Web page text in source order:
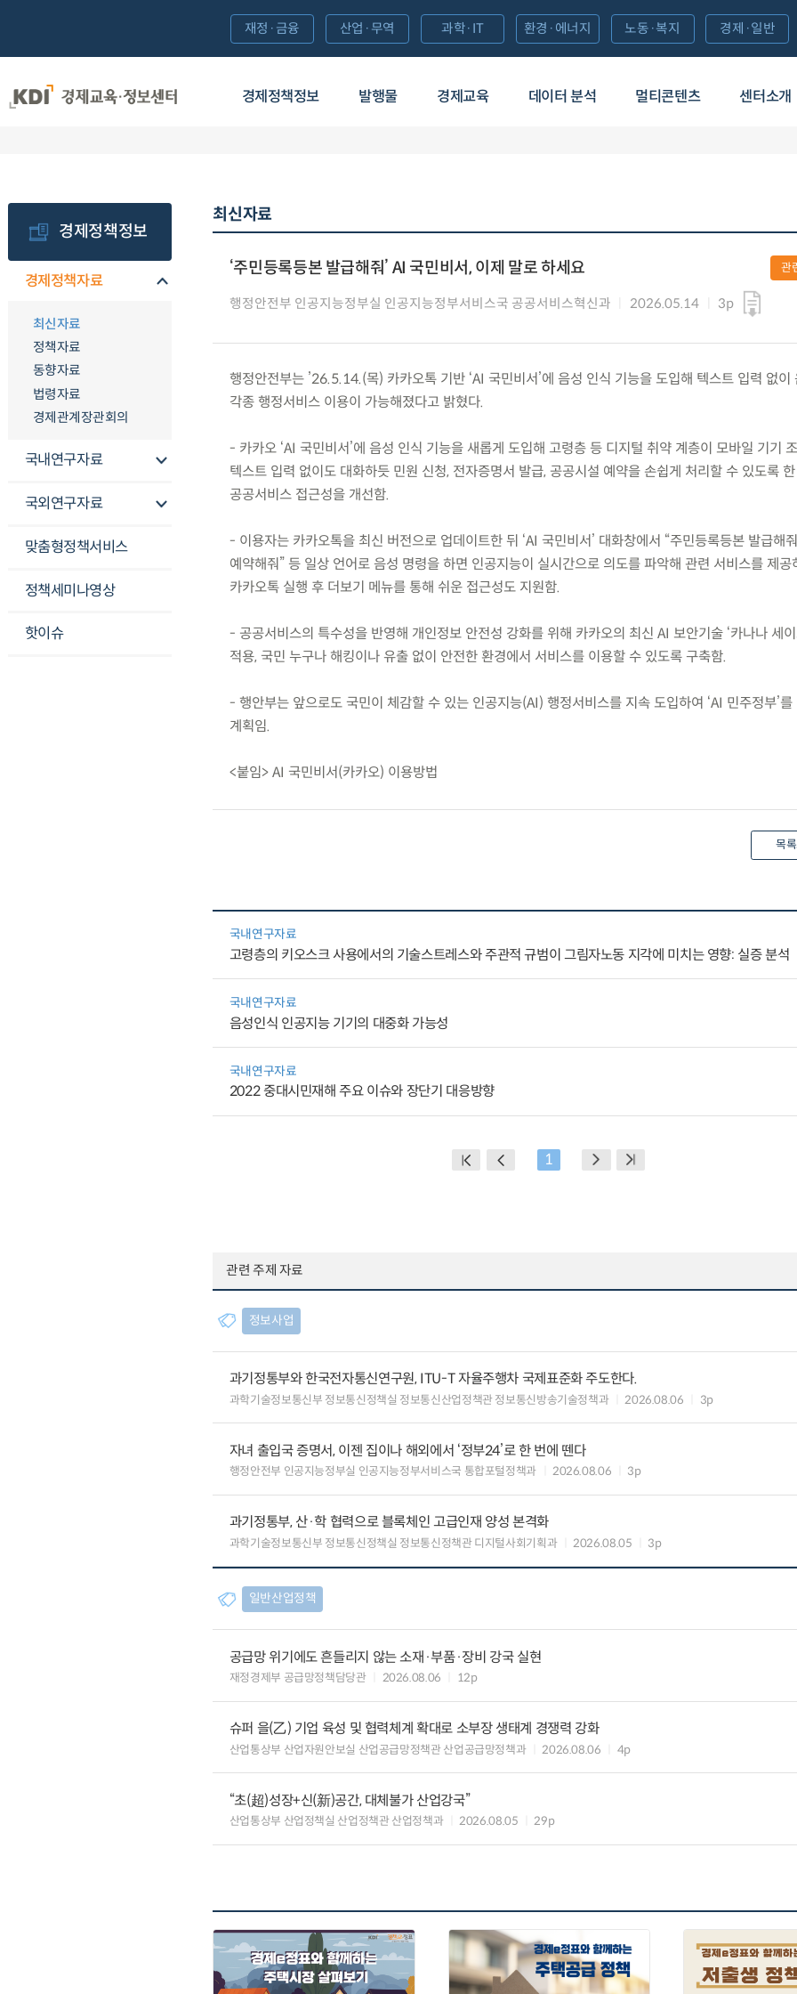
경제정책정보 발행물 경제교육 데이터 분석 멀티콘텐츠 센터소개
재정·금융 산업·무역 과학·IT 환경·에너지 노동·복지 경제·일반
경제정책정보
경제정책자료
최신자료
정책자료
동향자료
법령자료
경제관계장관회의
국내연구자료
국외연구자료
맞춤형정책서비스
정책세미나영상
핫이슈
최신자료
‘주민등록등본 발급해줘’ AI 국민비서, 이제 말로 하세요
행정안전부 인공지능정부실 인공지능정부서비스국 공공서비스혁신과 2026.05.14 3p
관
행정안전부는 ’26.5.14.(목) 카카오톡 기반 ‘AI 국민비서’에 음성 인식 기능을 도입해 텍스트 입력 없이
각종 행정서비스 이용이 가능해졌다고 밝혔다.
- 카카오 ‘AI 국민비서’에 음성 인식 기능을 새롭게 도입해 고령층 등 디지털 취약 계층이 모바일 기기
텍스트 입력 없이도 대화하듯 민원 신청, 전자증명서 발급, 공공시설 예약을 손쉽게 처리할 수 있도록
공공서비스 접근성을 개선함.
- 이용자는 카카오톡을 최신 버전으로 업데이트한 뒤 ‘AI 국민비서’ 대화창에서 “주민등록등본 발급해
예약해줘” 등 일상 언어로 음성 명령을 하면 인공지능이 실시간으로 의도를 파악해 관련 서비스를 제공
카카오톡 실행 후 더보기 메뉴를 통해 쉬운 접근성도 지원함.
- 공공서비스의 특수성을 반영해 개인정보 안전성 강화를 위해 카카오의 최신 AI 보안기술 ‘카나나 세이
적용, 국민 누구나 해킹이나 유출 없이 안전한 환경에서 서비스를 이용할 수 있도록 구축함.
- 행안부는 앞으로도 국민이 체감할 수 있는 인공지능(AI) 행정서비스를 지속 도입하여 ‘AI 민주정부’를
계획임.
<붙임> AI 국민비서(카카오) 이용방법
목
국내연구자료
고령층의 키오스크 사용에서의 기술스트레스와 주관적 규범이 그림자노동 지각에 미치는 영향: 실증 분석
국내연구자료
음성인식 인공지능 기기의 대중화 가능성
국내연구자료
2022 중대시민재해 주요 이슈와 장단기 대응방향
1
관련 주제 자료
정보사업
과기정통부와 한국전자통신연구원, ITU-T 자율주행차 국제표준화 주도한다.
과학기술정보통신부 정보통신정책실 정보통신산업정책관 정보통신방송기술정책과 2026.08.06 3p
자녀 출입국 증명서, 이젠 집이나 해외에서 ‘정부24’로 한 번에 뗀다
행정안전부 인공지능정부실 인공지능정부서비스국 통합포털정책과 2026.08.06 3p
과기정통부, 산·학 협력으로 블록체인 고급인재 양성 본격화
과학기술정보통신부 정보통신정책실 정보통신정책관 디지털사회기획과 2026.08.05 3p
일반산업정책
공급망 위기에도 흔들리지 않는 소재·부품·장비 강국 실현
재정경제부 공급망정책담당관 2026.08.06 12p
슈퍼 을(乙) 기업 육성 및 협력체계 확대로 소부장 생태계 경쟁력 강화
산업통상부 산업자원안보실 산업공급망정책관 산업공급망정책과 2026.08.06 4p
“초(超)성장+신(新)공간, 대체불가 산업강국”
산업통상부 산업정책실 산업정책관 산업정책과 2026.08.05 29p